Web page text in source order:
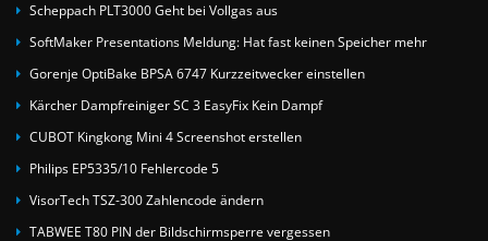
Scheppach PLT3000 Geht bei Vollgas aus
SoftMaker Presentations Meldung: Hat fast keinen Speicher mehr
Gorenje OptiBake BPSA 6747 Kurzzeitwecker einstellen
Kärcher Dampfreiniger SC 3 EasyFix Kein Dampf
CUBOT Kingkong Mini 4 Screenshot erstellen
Philips EP5335/10 Fehlercode 5
VisorTech TSZ-300 Zahlencode ändern
TABWEE T80 PIN der Bildschirmsperre vergessen